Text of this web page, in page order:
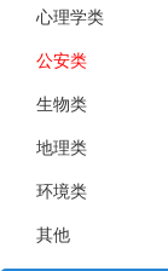
心理学类
公安类
生物类
地理类
环境类
其他